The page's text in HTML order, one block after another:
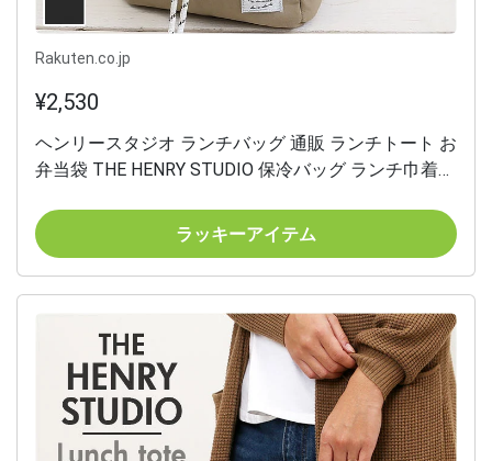
Rakuten.co.jp
¥2,530
ヘンリースタジオ ランチバッグ 通販 ランチトート お
弁当袋 THE HENRY STUDIO 保冷バッグ ランチ巾着
トバッグ 保冷 バッグ 小さめ コンパクト 撥水加工 お
しゃれ シンプル キッチン用品
ラッキーアイテム